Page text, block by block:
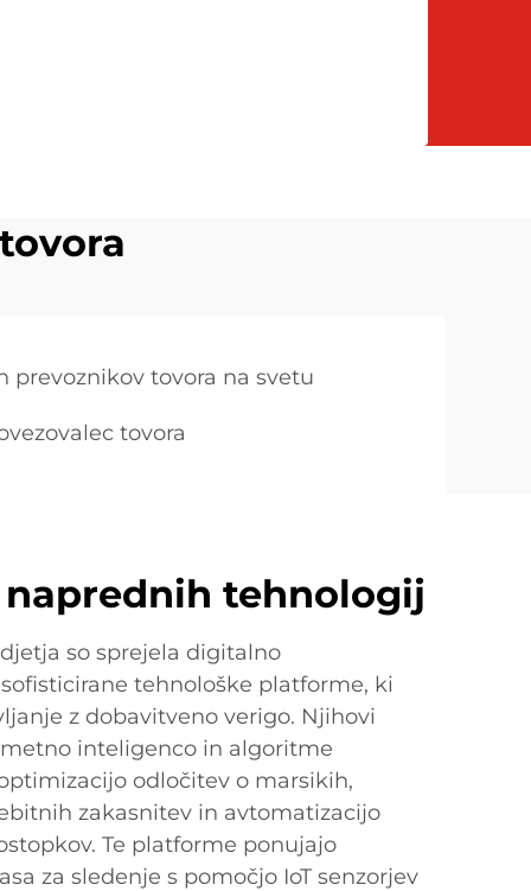
prevoznikov tovora na svetu
tovora
tehnologij
so sprejela digitalno
tehnološke platforme, ki
z dobavitveno verigo. Njihovi
inteligenco in algoritme
odločitev o marsikih,
zakasnitev in avtomatizacijo
Te platforme ponujajo
za sledenje s pomočjo IoT senzorjev